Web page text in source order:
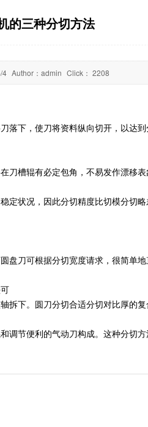
的三种分切方法
4 Author： admin Click： 2208
下，使刀将资料纵向切开，以达到
槽辊有必定包角，不易发作漂移
状况，因此分切精度比切模分切
刀可根据分切宽度请求，很简单
下。圆刀分切合适分切对比厚的复
节便利的气动刀构成。这种分切